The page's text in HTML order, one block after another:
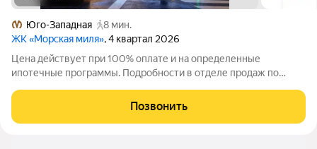
Юго-Западная
8 мин.
ЖК «Морская миля», 4 квартал 2026
Цена действует при 100% оплате и на определенные
ипотечные программы. Подробности в отделе продаж по
Общая площадь составляет 25.89 кв. м. Квартира с чистовой
отделкой. Жилой комплекс
Позвонить